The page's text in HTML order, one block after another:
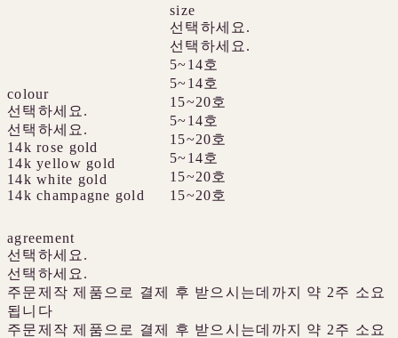
colour
선택하세요.
선택하세요.
14k rose gold
14k yellow gold
14k white gold
14k champagne gold
size
선택하세요.
선택하세요.
5~14호
5~14호
15~20호
5~14호
15~20호
5~14호
15~20호
15~20호
agreement
선택하세요.
선택하세요.
주문제작 제품으로 결제 후 받으시는데까지 약 2주 소요
됩니다
주문제작 제품으로 결제 후 받으시는데까지 약 2주 소요